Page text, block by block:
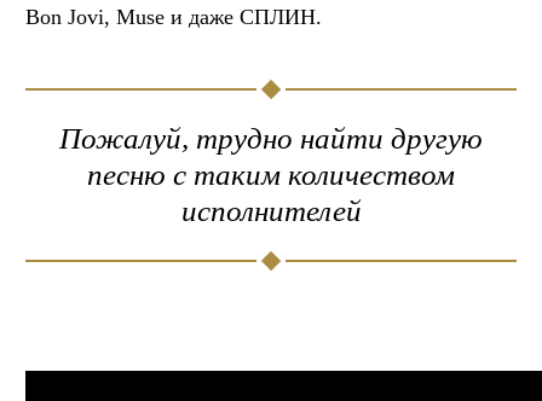
Bon Jovi, Muse и даже СПЛИН.
Пожалуй, трудно найти другую
песню с таким количеством
исполнителей